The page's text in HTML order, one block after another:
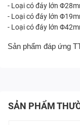
- Loại có đáy lớn
- Loại có đáy lớn
- Loại có đáy lớn
Sản phẩm đáp ứng
SẢN PHẨM